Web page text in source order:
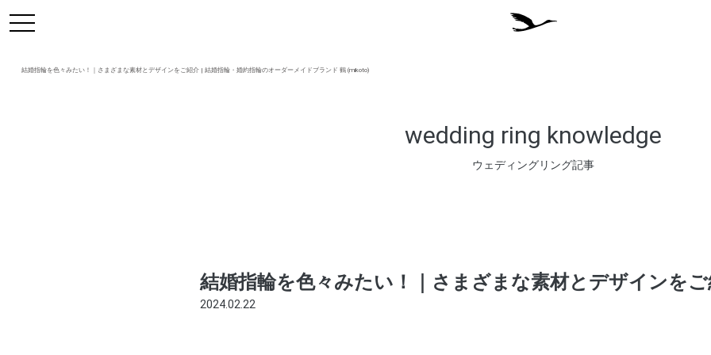
結婚指輪を色々みたい！｜さまざまな素材とデザインをご紹介 | 結婚指輪・婚約指輪のオーダーメイドブランド 鶴 (mikoto)
wedding ring knowledge
ウェディングリング記事
toggle
navigation
結婚指輪を色々みたい！｜さまざまな素材とデザインを
2024.02.22